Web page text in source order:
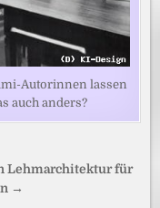
Autorinnen lassen
auch anders?
Lehmarchitektur für
→